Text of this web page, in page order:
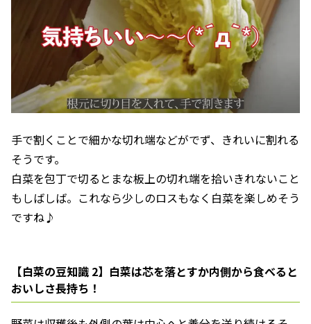
手で割くことで細かな切れ端などがでず、きれいに割れる
そうです。
白菜を包丁で切るとまな板上の切れ端を拾いきれないこと
もしばしば。これなら少しのロスもなく白菜を楽しめそう
ですね♪
【白菜の豆知識 2】白菜は芯を落とすか内側から食べると
おいしさ長持ち！